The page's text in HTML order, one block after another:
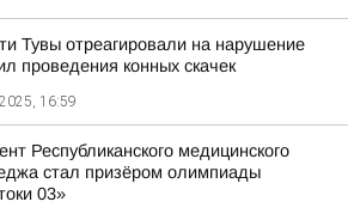
Тувы отреагировали на нарушение
проведения конных скачек
16:59
Республиканского медицинского
стал призёром олимпиады
03»